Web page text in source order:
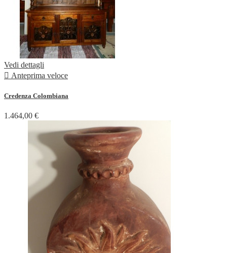
Vedi dettagli
 Anteprima veloce
Credenza Colombiana
1.464,00 €